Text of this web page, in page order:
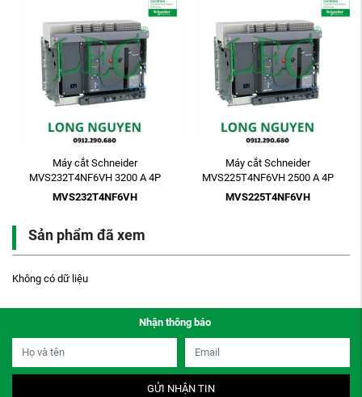
Máy cắt Schneider
MVS232T4NF6VH 3200 A 4P
ETV6G 85kA Electric Fixed
MVS232T4NF6VH
Máy cắt Schneider
MVS225T4NF6VH 2500 A 4P
ETV6G 85kA Electric Fixed
MVS225T4NF6VH
Sản phẩm đã xem
Không có dữ liệu
Nhận thông báo
GỬI NHẬN TIN